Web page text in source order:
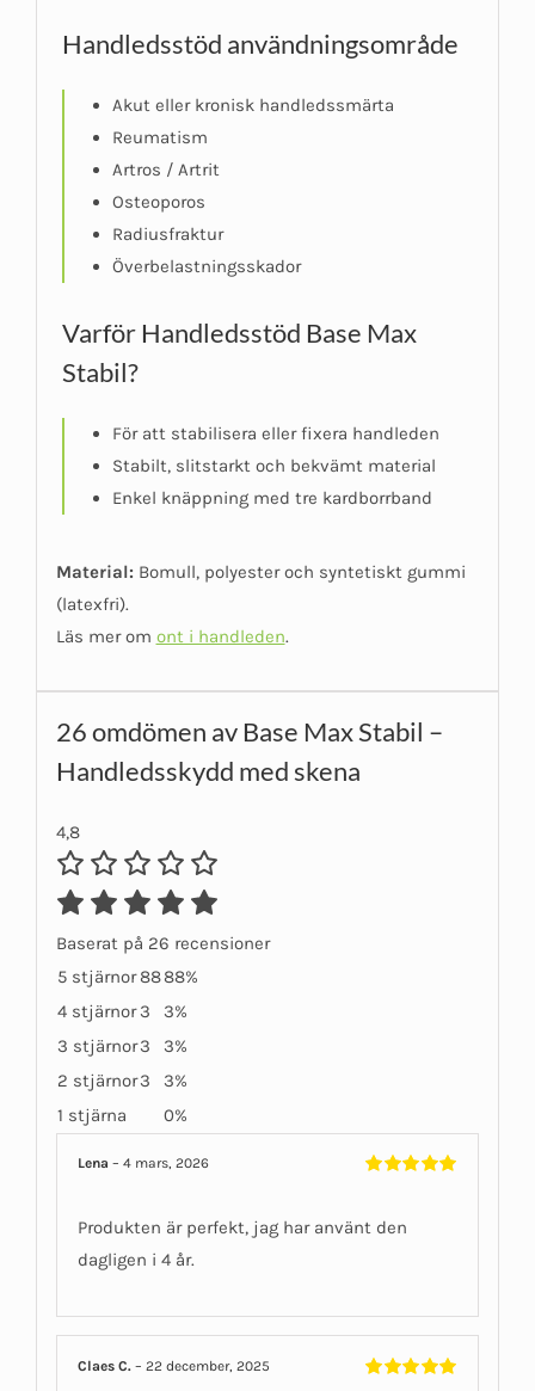
Handledsstöd användningsområde
Akut eller kronisk handledssmärta
Reumatism
Artros / Artrit
Osteoporos
Radiusfraktur
Överbelastningsskador
Varför Handledsstöd Base Max
Stabil?
För att stabilisera eller fixera handleden
Stabilt, slitstarkt och bekvämt material
Enkel knäppning med tre kardborrband
Material: Bomull, polyester och syntetiskt gummi
(latexfri).
Läs mer om ont i handleden.
26 omdömen av Base Max Stabil –
Handledsskydd med skena
4,8
Baserat på 26 recensioner
5 stjärnor8888%
4 stjärnor3
3%
3 stjärnor3
3%
2 stjärnor3
3%
1 stjärna
0%
Lena– 4 mars, 2026
Produkten är perfekt, jag har använt den
dagligen i 4 år.
Claes C.– 22 december, 2025